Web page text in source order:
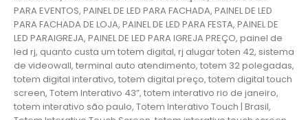
PARA EVENTOS, PAINEL DE LED PARA FACHADA, PAINEL DE LED
PARA FACHADA DE LOJA, PAINEL DE LED PARA FESTA, PAINEL DE
LED PARAIGREJA, PAINEL DE LED PARA IGREJA PREÇO, painel de
led rj, quanto custa um totem digital, rj alugar toten 42, sistema
de videowall, terminal auto atendimento, totem 32 polegadas,
totem digital interativo, totem digital preço, totem digital touch
screen, Totem Interativo 43”, totem interativo rio de janeiro,
totem interativo são paulo, Totem Interativo Touch | Brasil,